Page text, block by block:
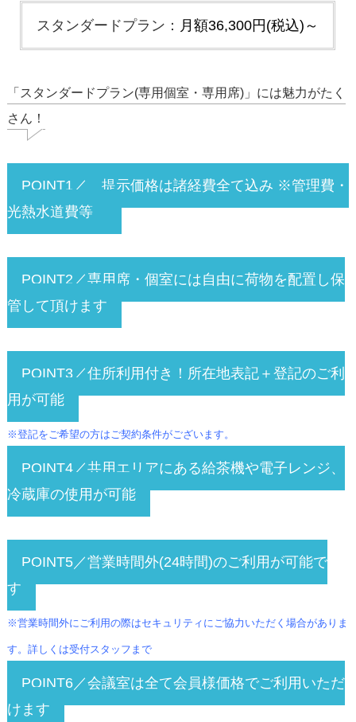
スタンダードプラン： 月額36,300円(税込)～
「スタンダードプラン(専用個室・専用席)」には魅力がたく
さん！
POINT1／
提示価格は諸経費全て込み ※管理費・
光熱水道費等
POINT2／専用席・個室には自由に荷物を配置し保
管して頂けます
POINT3／住所利用付き！所在地表記＋登記のご利
用が可能
※登記をご希望の方はご契約条件がございます。
POINT4／共用エリアにある給茶機や電子レンジ、
冷蔵庫の使用が可能
POINT5／営業時間外(24時間)のご利用が可能で
す
※営業時間外にご利用の際はセキュリティにご協力いただく場合がありま
す。詳しくは受付スタッフまで
POINT6／会議室は全て会員様価格でご利用いただ
けます